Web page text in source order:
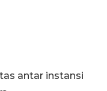
antar instansi